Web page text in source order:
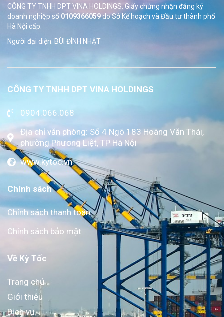
CÔNG TY TNHH DPT VINA HOLDINGS. Giấy chứng nhận đăng ký
doanh nghiệp số 0109366059do SởKế hoạch và Đầu tư thành phố
Hà Nội cấp.
Người đại diện: BÙI ĐÌNH NHẬT
CÔNG TY TNHH DPT VINA HOLDINGS
0904.066.068
Địa chỉ văn phòng: Số 4 Ngõ 183 Hoàng Văn Thái,
phường Phương Liệt, TP Hà Nội
www.kytoc.vn
Chính sách
Chính sách thanh toán
Chính sách bảo mật
Về Kỳ Tốc
Trang chủ
Giới thiệu
Dịch vụ